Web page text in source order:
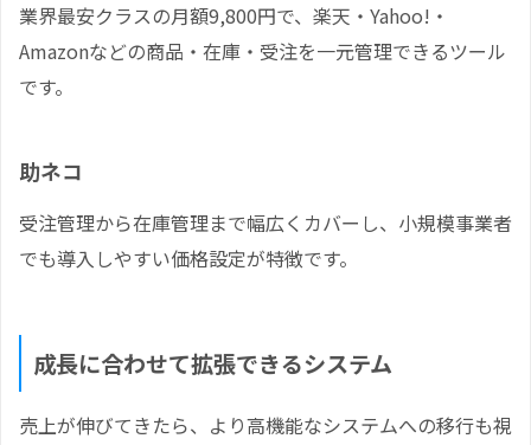
業界最安クラスの月額9,800円で、楽天・Yahoo!・
Amazonなどの商品・在庫・受注を一元管理できるツール
です。
助ネコ
受注管理から在庫管理まで幅広くカバーし、小規模事業者
でも導入しやすい価格設定が特徴です。
成長に合わせて拡張できるシステム
売上が伸びてきたら、より高機能なシステムへの移行も視